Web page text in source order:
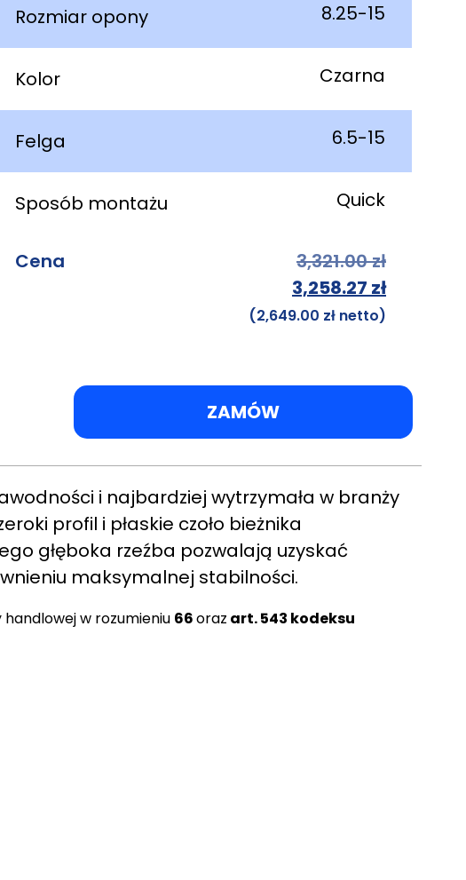
Rozmiar opony 8.25-15
Kolor Czarna
Felga 6.5-15
Sposób montażu Quick
Cena 3,321.00zł
3,258.27 zł
(2,649.00 złnetto)
ZAMÓW
i najbardziej wytrzymała w branży
profil i płaskie czoło bieżnika
głęboka rzeźba pozwalają uzyskać
maksymalnej stabilności.
w rozumieniu 66oraz art. 543 kodeksu